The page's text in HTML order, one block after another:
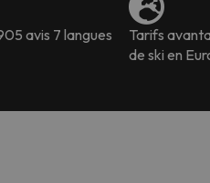
avis 7 langues
Tarifs
de ski en